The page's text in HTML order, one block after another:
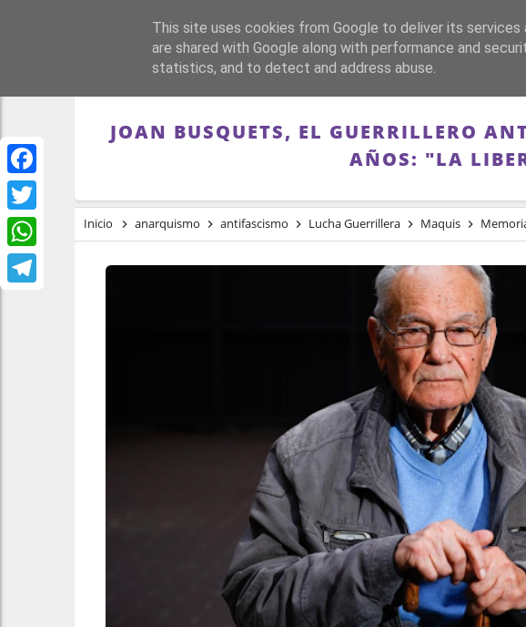
Facebook
Twitter
WhatsApp
PORTADA REPÚBLICA
JOAN BUSQUETS, EL GUERRILLERO
AÑOS: "LA
Inicio anarquismo antifascismo Lucha Guerrillera Maquis
This site uses cookies from Google to deliver its
are shared with Google along with performance and
statistics, and to detect and address abuse.